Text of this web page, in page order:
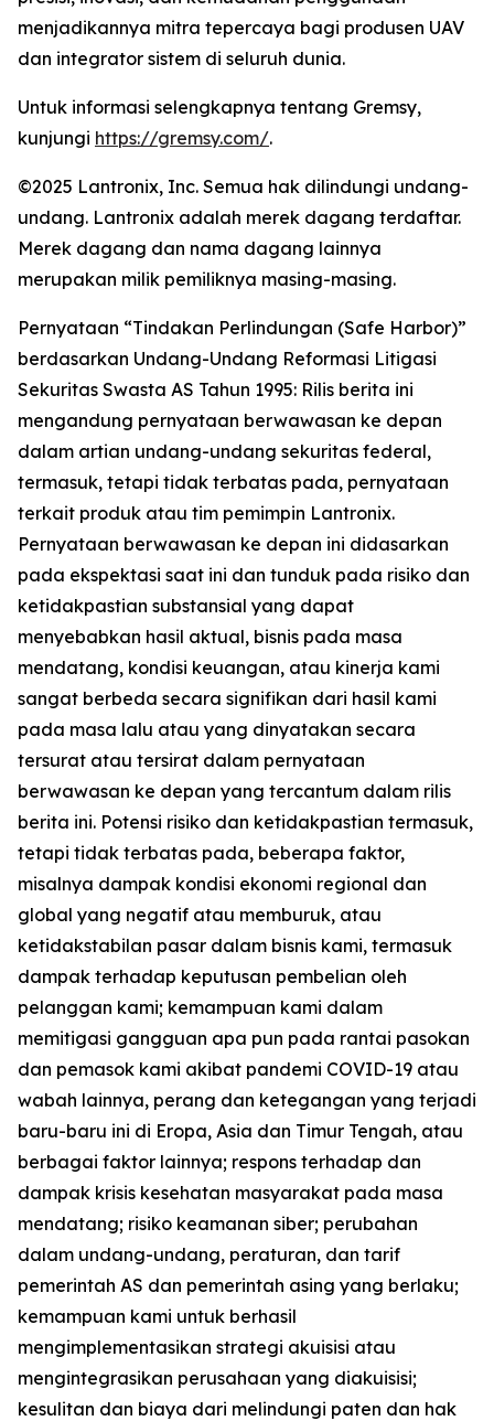
menjadikannya mitra tepercaya bagi produsen UAV
dan integrator sistem di seluruh dunia.
Untuk informasi selengkapnya tentang Gremsy,
kunjungi https://gremsy.com/.
©2025 Lantronix, Inc. Semua hak dilindungi undang-
undang. Lantronix adalah merek dagang terdaftar.
Merek dagang dan nama dagang lainnya
merupakan milik pemiliknya masing-masing.
Pernyataan “Tindakan Perlindungan (Safe Harbor)”
berdasarkan Undang-Undang Reformasi Litigasi
Sekuritas Swasta AS Tahun 1995: Rilis berita ini
mengandung pernyataan berwawasan ke depan
dalam artian undang-undang sekuritas federal,
termasuk, tetapi tidak terbatas pada, pernyataan
terkait produk atau tim pemimpin Lantronix.
Pernyataan berwawasan ke depan ini didasarkan
pada ekspektasi saat ini dan tunduk pada risiko dan
ketidakpastian substansial yang dapat
menyebabkan hasil aktual, bisnis pada masa
mendatang, kondisi keuangan, atau kinerja kami
sangat berbeda secara signifikan dari hasil kami
pada masa lalu atau yang dinyatakan secara
tersurat atau tersirat dalam pernyataan
berwawasan ke depan yang tercantum dalam rilis
berita ini. Potensi risiko dan ketidakpastian termasuk,
tetapi tidak terbatas pada, beberapa faktor,
misalnya dampak kondisi ekonomi regional dan
global yang negatif atau memburuk, atau
ketidakstabilan pasar dalam bisnis kami, termasuk
dampak terhadap keputusan pembelian oleh
pelanggan kami; kemampuan kami dalam
memitigasi gangguan apa pun pada rantai pasokan
dan pemasok kami akibat pandemi COVID-19 atau
wabah lainnya, perang dan ketegangan yang terjadi
baru-baru ini di Eropa, Asia dan Timur Tengah, atau
berbagai faktor lainnya; respons terhadap dan
dampak krisis kesehatan masyarakat pada masa
mendatang; risiko keamanan siber; perubahan
dalam undang-undang, peraturan, dan tarif
pemerintah AS dan pemerintah asing yang berlaku;
kemampuan kami untuk berhasil
mengimplementasikan strategi akuisisi atau
mengintegrasikan perusahaan yang diakuisisi;
kesulitan dan biaya dari melindungi paten dan hak